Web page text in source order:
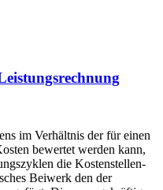
im Verhältnis der für einen
bewertet werden kann,
die Kostenstellen-
Beiwerk den der